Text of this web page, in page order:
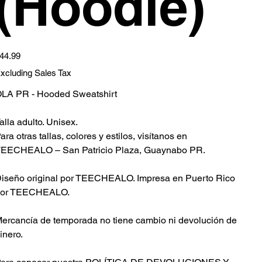
Sales Tax
PR - Hooded Sweatshirt
adulto. Unisex.
otras tallas, colores y estilos, visítanos en
– San Patricio Plaza, Guaynabo PR.
original por TEECHEALO. Impresa en Puerto Rico
TEECHEALO.
de temporada no tiene cambio ni devolución de